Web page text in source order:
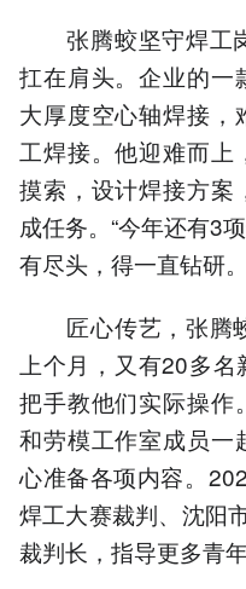
张腾蛟坚守焊工
扛在肩头。企业的一
大厚度空心轴焊接，
工焊接。他迎难而上
摸索，设计焊接方案
成任务。“今年还有3
有尽头，得一直钻研。
匠心传艺，张腾蛟
上个月，又有20多
把手教他们实际操作
和劳模工作室成员一
心准备各项内容。
焊工大赛裁判、沈阳
裁判长，指导更多青